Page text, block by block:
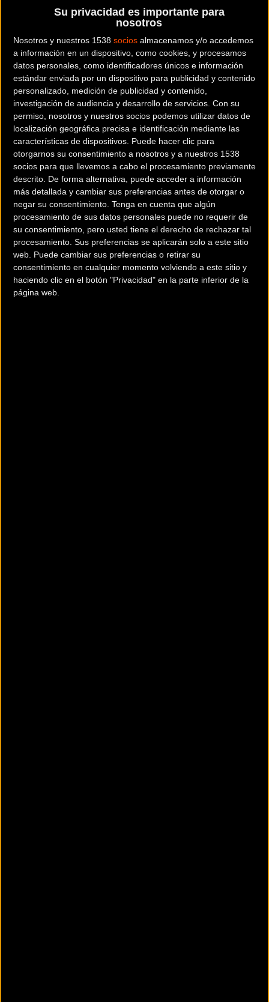
Su privacidad es importante para
nosotros
Nosotros y nuestros 1538 socios almacenamos y/o accedemos
a información en un dispositivo, como cookies, y procesamos
datos personales, como identificadores únicos e información
estándar enviada por un dispositivo para publicidad y contenido
personalizado, medición de publicidad y contenido,
investigación de audiencia y desarrollo de servicios. Con su
permiso, nosotros y nuestros socios podemos utilizar datos de
localización geográfica precisa e identificación mediante las
características de dispositivos. Puede hacer clic para
otorgarnos su consentimiento a nosotros y a nuestros 1538
socios para que llevemos a cabo el procesamiento previamente
descrito. De forma alternativa, puede acceder a información
más detallada y cambiar sus preferencias antes de otorgar o
negar su consentimiento. Tenga en cuenta que algún
procesamiento de sus datos personales puede no requerir de
su consentimiento, pero usted tiene el derecho de rechazar tal
procesamiento. Sus preferencias se aplicarán solo a este sitio
web. Puede cambiar sus preferencias o retirar su
consentimiento en cualquier momento volviendo a este sitio y
haciendo clic en el botón "Privacidad" en la parte inferior de la
página web.
EnDuRace 2 Days se celebrará en la citada localidad los
la combinación perfecta entre competición y aventura,
esencia básica de la disciplina.
Los participantes gozarán de dos días de carrera en una de
las sedes más míticas del enduro nacional, disfrutando de
su deporte favorito, recorriendo los mejores parajes de
la zona, compitiendo en compañía de sus amigos y
conociendo un montón de gente con la que compartirán
afición mientras viven una experiencia única.
El último fin de semana de abril tenéis una cita en El
Entrego para disfrutar de una prueba diferente que ofrece
una nueva visión del enduro competitivo, donde
la aventura estará por encima de todo lo demás.